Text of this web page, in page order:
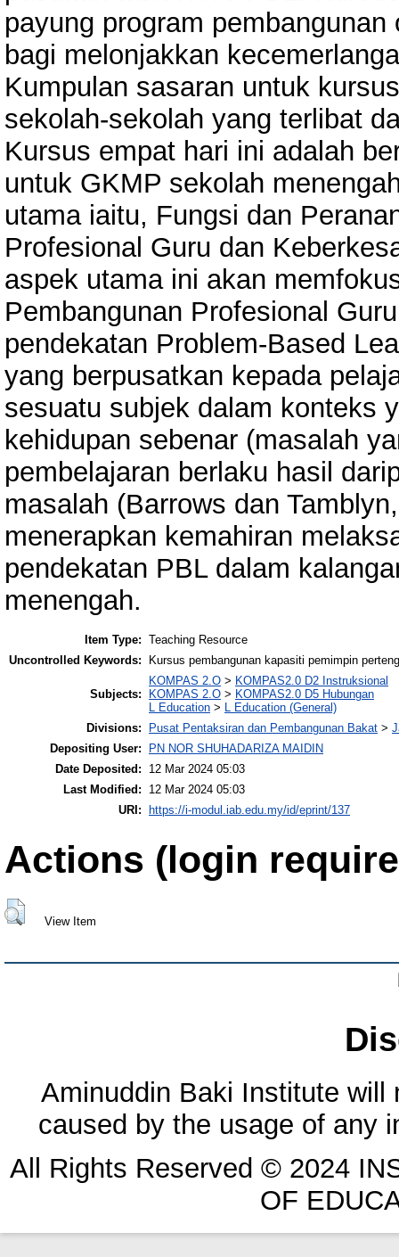
payung program
bagi melonjakkan
Kumpulan sasaran untuk
sekolah-sekolah yang terlibat
Kursus empat hari ini adalah
untuk GKMP sekolah
utama iaitu, Fungsi dan
Profesional Guru dan
aspek utama ini akan
Pembangunan Profesional
pendekatan Problem-Based
yang berpusatkan kepada
sesuatu subjek dalam konteks
kehidupan sebenar (masalah
pembelajaran berlaku hasil
masalah (Barrows dan
menerapkan kemahiran
pendekatan PBL dalam
menengah.
Item Type: Teaching Resource
Uncontrolled Keywords:
Kursus pembangunan kapasiti pemimpin
Subjects:
KOMPAS 2.O > KOMPAS2.0 D2 Instruksional
KOMPAS 2.O > KOMPAS2.0 D5 Hubungan
L Education > L Education (General)
Divisions:
Pusat Pentaksiran dan Pembangunan Bakat >
Depositing User:
PN NOR SHUHADARIZA MAIDIN
Date Deposited:
12 Mar 2024 05:03
Last Modified:
12 Mar 2024 05:03
URI: https://i-modul.iab.edu.my/id/eprint/137
Actions (login
View Item
Aminuddin Baki Institute will
caused by the usage of any
All Rights Reserved © 2024
OF